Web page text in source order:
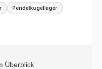
Pendelkugellager
Überblick